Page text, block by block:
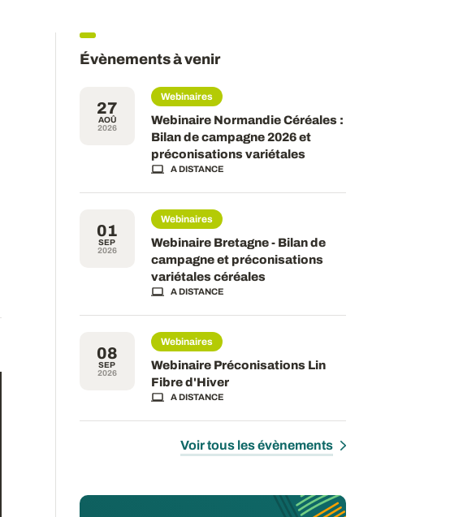
Évènements à venir
27
AOÛ
2026
Webinaires
Webinaire Normandie Céréales :
Bilan de campagne 2026 et
préconisations variétales
A DISTANCE
01
SEP
2026
Webinaires
Webinaire Bretagne - Bilan de
campagne et préconisations
variétales céréales
A DISTANCE
08
SEP
2026
Webinaires
Webinaire Préconisations Lin
Fibre d'Hiver
A DISTANCE
Voir tous les évènements